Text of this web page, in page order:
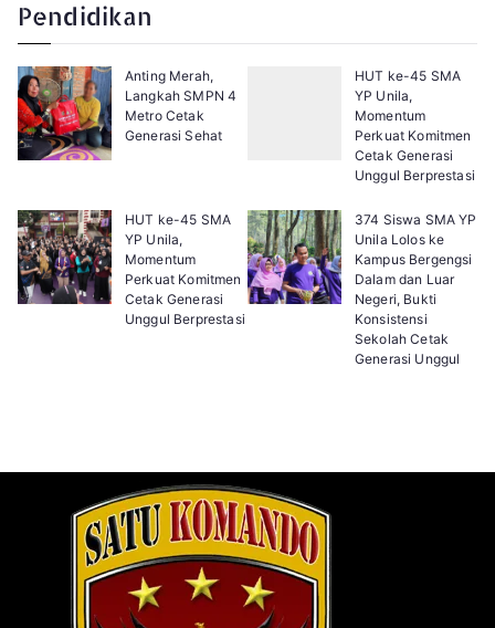
:Pendidikan
Anting Merah,
Langkah SMPN 4
Metro Cetak
Generasi Sehat
HUT ke-45 SMA
YP Unila,
Momentum
Perkuat Komitmen
Cetak Generasi
Unggul Berprestasi
HUT ke-45 SMA
YP Unila,
Momentum
Perkuat Komitmen
Cetak Generasi
Unggul Berprestasi
374 Siswa SMA YP
Unila Lolos ke
Kampus Bergengsi
Dalam dan Luar
Negeri, Bukti
Konsistensi
Sekolah Cetak
Generasi Unggul